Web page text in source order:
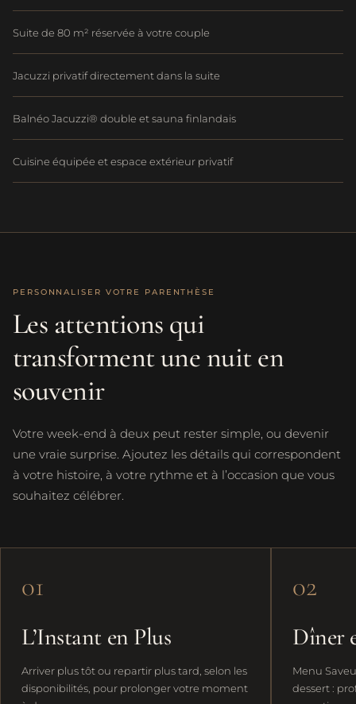
Suite de 80 m² réservée à votre couple
Jacuzzi privatif directement dans la suite
Balnéo Jacuzzi® double et sauna finlandais
Cuisine équipée et espace extérieur privatif
PERSONNALISER VOTRE PARENTHÈSE
Les attentions qui
transforment une nuit en
souvenir
Votre week-end à deux peut rester simple, ou devenir
une vraie surprise. Ajoutez les détails qui correspondent
à votre histoire, à votre rythme et à l’occasion que vous
souhaitez célébrer.
01
L’Instant en Plus
Arriver plus tôt ou repartir plus tard, selon les
disponibilités, pour prolonger votre moment
02
Dîner
Menu
dessert :